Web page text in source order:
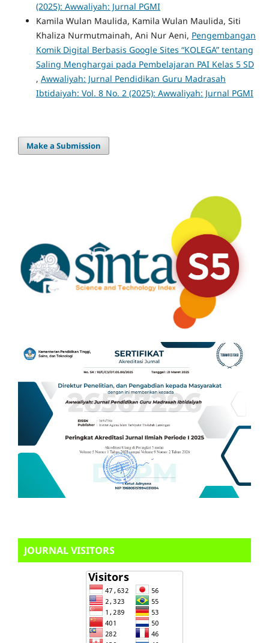
(2025): Awwaliyah: Jurnal PGMI
Kamila Wulan Maulida, Kamila Wulan Maulida, Siti
Khaliza Nurmutmainah, Ani Nur Aeni, Pengembangan
Komik Digital Berbasis Google Sites “KOLEGA” tentang
Saling Menghargai pada Pembelajaran PAI Kelas 5 SD
, Awwaliyah: Jurnal Pendidikan Guru Madrasah
Ibtidaiyah: Vol. 8 No. 2 (2025): Awwaliyah: Jurnal PGMI
Make a Submission
JOURNAL VISITORS